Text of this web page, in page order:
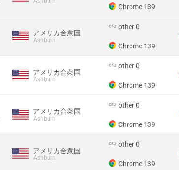
Chrome 139
アメリカ合衆国
Ashburn
other 0
Chrome 139
アメリカ合衆国
Ashburn
other 0
Chrome 139
アメリカ合衆国
Ashburn
other 0
Chrome 139
アメリカ合衆国
Ashburn
other 0
Chrome 139